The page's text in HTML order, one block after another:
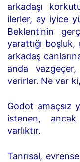
arkadaşı
ilerler, ay iyice
Beklentinin
yarattığı
arkadaş
anda
verirler. Ne var
Godot amaçsız
istenen,
varlıktır.
Tanrısal,